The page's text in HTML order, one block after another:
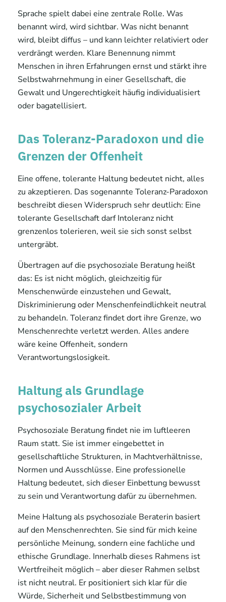
Sprache spielt dabei eine zentrale Rolle. Was
benannt wird, wird sichtbar. Was nicht benannt
wird, bleibt diffus – und kann leichter relativiert oder
verdrängt werden. Klare Benennung nimmt
Menschen in ihren Erfahrungen ernst und stärkt ihre
Selbstwahrnehmung in einer Gesellschaft, die
Gewalt und Ungerechtigkeit häufig individualisiert
oder bagatellisiert.
Das Toleranz-Paradoxon und die
Grenzen der Offenheit
Eine offene, tolerante Haltung bedeutet nicht, alles
zu akzeptieren. Das sogenannte Toleranz-Paradoxon
beschreibt diesen Widerspruch sehr deutlich: Eine
tolerante Gesellschaft darf Intoleranz nicht
grenzenlos tolerieren, weil sie sich sonst selbst
untergräbt.
Übertragen auf die psychosoziale Beratung heißt
das: Es ist nicht möglich, gleichzeitig für
Menschenwürde einzustehen und Gewalt,
Diskriminierung oder Menschenfeindlichkeit neutral
zu behandeln. Toleranz findet dort ihre Grenze, wo
Menschenrechte verletzt werden. Alles andere
wäre keine Offenheit, sondern
Verantwortungslosigkeit.
Haltung als Grundlage
psychosozialer Arbeit
Psychosoziale Beratung findet nie im luftleeren
Raum statt. Sie ist immer eingebettet in
gesellschaftliche Strukturen, in Machtverhältnisse,
Normen und Ausschlüsse. Eine professionelle
Haltung bedeutet, sich dieser Einbettung bewusst
zu sein und Verantwortung dafür zu übernehmen.
Meine Haltung als psychosoziale Beraterin basiert
auf den Menschenrechten. Sie sind für mich keine
persönliche Meinung, sondern eine fachliche und
ethische Grundlage. Innerhalb dieses Rahmens ist
Wertfreiheit möglich – aber dieser Rahmen selbst
ist nicht neutral. Er positioniert sich klar für die
Würde, Sicherheit und Selbstbestimmung von